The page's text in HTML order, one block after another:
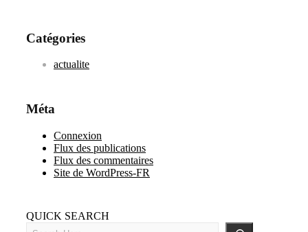
Catégories
actualite
Méta
Connexion
Flux des publications
Flux des commentaires
Site de WordPress-FR
QUICK SEARCH